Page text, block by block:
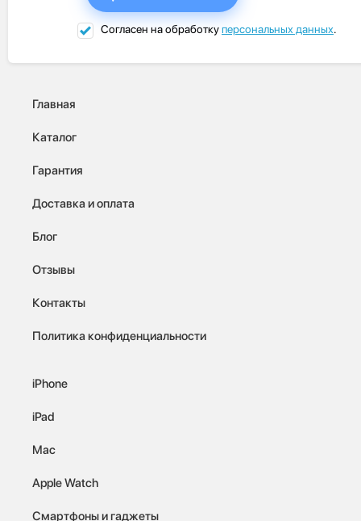
Согласен на обработкуперсональных данных.
Главная
Каталог
Гарантия
Доставка и оплата
Блог
Отзывы
Контакты
Политика конфиденциальности
iPhone
iPad
Mac
Apple Watch
Смартфоны и гаджеты